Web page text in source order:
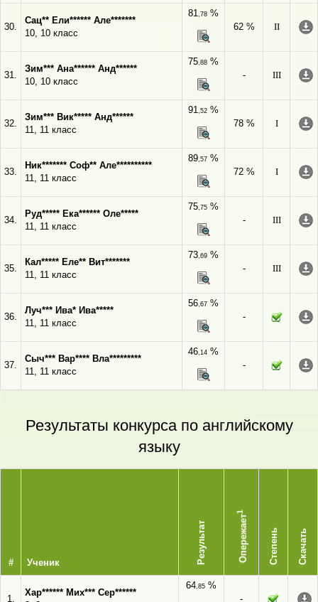
30.
Сац** Ели****** Але*******
10, 10 класс
81,78 %
62 %
II
31.
Зим*** Ана****** Анд******
10, 10 класс
75,88 %
-
III
32.
Зим*** Вик***** Анд******
11, 11 класс
91,52 %
78 %
I
33.
Ник******* Соф** Але**********
11, 11 класс
89,57 %
72 %
I
34.
Руд***** Ека****** Оле*****
11, 11 класс
75,75 %
-
III
35.
Кал***** Еле** Вит*******
11, 11 класс
73,69 %
-
III
36.
Луч*** Ива* Ива*****
11, 11 класс
56,67 %
-
37.
Сыч*** Вар**** Вла*********
11, 11 класс
46,14 %
-
Результаты конкурса по английскому
языку
# Ученик Результат Опережает
1
Степень Скачать
1.
Хар****** Мих*** Сер******
64,85 %
-